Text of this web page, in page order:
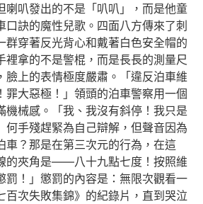
喇叭發出的不是「叭叭」，而是他童
口訣的魔性兒歌。四面八方傳來了刺
群穿著反光背心和戴著白色安全帽的
裡拿的不是警棍，而是長長的測量尺
臉上的表情極度嚴肅。「違反泊車維
罪大惡極！」領頭的泊車警察用一個
機械感。「我、我沒有斜停！我只是
何手殘趕緊為自己辯解，但聲音因為
車？那是在第三次元的行為，在這
的夾角是——八十九點七度！按照維
罰！」懲罰的內容是：無限次觀看一
次失敗集錦》的紀錄片，直到哭泣